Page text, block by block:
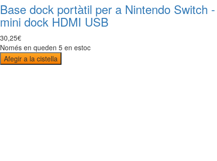
Base dock portàtil per a Nintendo Switch -
mini dock HDMI USB
30,25€
Només en queden 5 en estoc
Afegir a la cistella